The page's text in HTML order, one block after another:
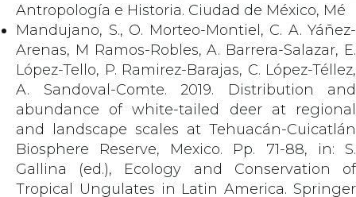
Antropología e Historia. Ciudad de México, Mé
Mandujano, S., O. Morteo-Montiel, C. A. Yáñez-
Arenas, M Ramos-Robles, A. Barrera-Salazar, E.
López-Tello, P. Ramirez-Barajas, C. López-Téllez,
A. Sandoval-Comte. 2019. Distribution and
abundance of white-tailed deer at regional
and landscape scales at Tehuacán-Cuicatlán
Biosphere Reserve, Mexico. Pp. 71-88, in: S.
Gallina (ed.), Ecology and Conservation of
Tropical Ungulates in Latin America. Springer